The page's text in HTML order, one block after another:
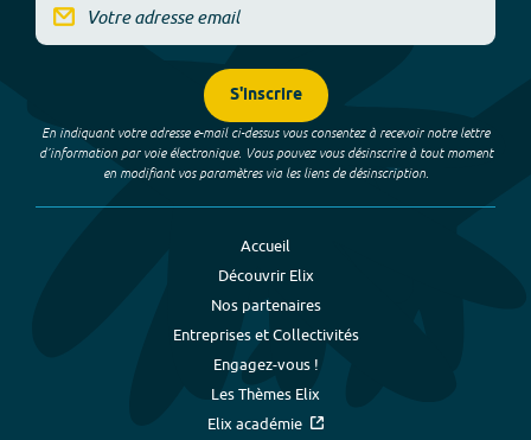
S'inscrire
En indiquant votre adresse e-mail ci-dessus vous consentez à recevoir notre lettre
d’information par voie électronique. Vous pouvez vous désinscrire à tout moment
en modifiant vos paramètres via les liens de désinscription.
Accueil
Découvrir Elix
Nos partenaires
Entreprises et Collectivités
Engagez-vous !
Les Thèmes Elix
Elix académie